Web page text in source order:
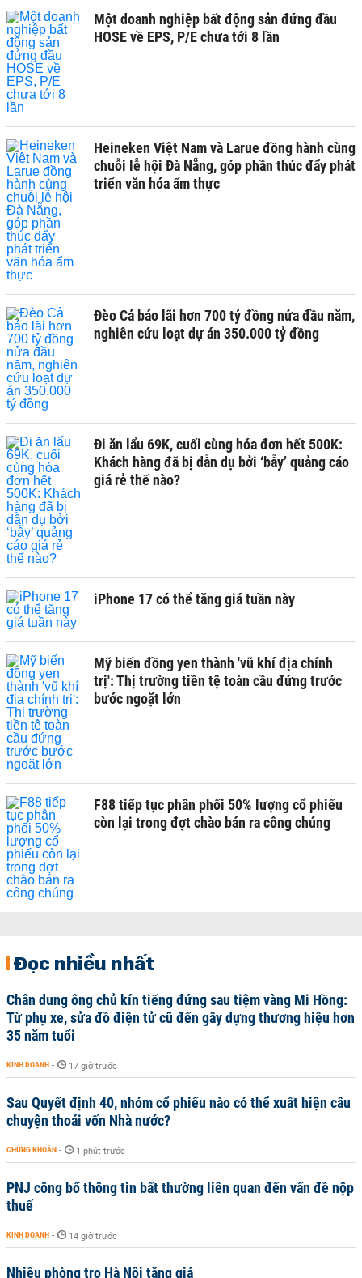
Một doanh nghiệp bất động sản đứng đầu
HOSE về EPS, P/E chưa tới 8 lần
Heineken Việt Nam và Larue đồng hành cùng
chuỗi lễ hội Đà Nẵng, góp phần thúc đẩy phát
triển văn hóa ẩm thực
Đèo Cả báo lãi hơn 700 tỷ đồng nửa đầu năm,
nghiên cứu loạt dự án 350.000 tỷ đồng
Đi ăn lẩu 69K, cuối cùng hóa đơn hết 500K:
Khách hàng đã bị dẫn dụ bởi ‘bẫy’ quảng cáo
giá rẻ thế nào?
iPhone 17 có thể tăng giá tuần này
Mỹ biến đồng yen thành 'vũ khí địa chính
trị': Thị trường tiền tệ toàn cầu đứng trước
bước ngoặt lớn
F88 tiếp tục phân phối 50% lượng cổ phiếu
còn lại trong đợt chào bán ra công chúng
Đọc nhiều nhất
Chân dung ông chủ kín tiếng đứng sau tiệm vàng Mi Hồng:
Từ phụ xe, sửa đồ điện tử cũ đến gây dựng thương hiệu hơn
35 năm tuổi
KINH DOANH - 17 giờ trước
Sau Quyết định 40, nhóm cổ phiếu nào có thể xuất hiện câu
chuyện thoái vốn Nhà nước?
CHỨNG KHOÁN - 1 phút trước
PNJ công bố thông tin bất thường liên quan đến vấn đề nộp
thuế
KINH DOANH - 14 giờ trước
Nhiều phòng trọ Hà Nội tăng giá